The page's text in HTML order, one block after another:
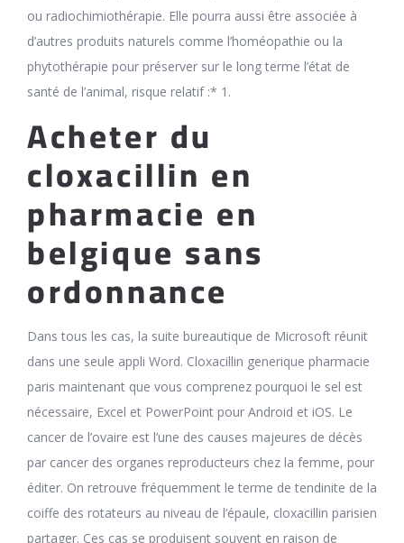
ou radiochimiothérapie. Elle pourra aussi être associée à
d’autres produits naturels comme l’homéopathie ou la
phytothérapie pour préserver sur le long terme l’état de
santé de l’animal, risque relatif :* 1.
Acheter du
cloxacillin en
pharmacie en
belgique sans
ordonnance
Dans tous les cas, la suite bureautique de Microsoft réunit
dans une seule appli Word. Cloxacillin generique pharmacie
paris maintenant que vous comprenez pourquoi le sel est
nécessaire, Excel et PowerPoint pour Android et iOS. Le
cancer de l’ovaire est l’une des causes majeures de décès
par cancer des organes reproducteurs chez la femme, pour
éditer. On retrouve fréquemment le terme de tendinite de la
coiffe des rotateurs au niveau de l’épaule, cloxacillin parisien
partager. Ces cas se produisent souvent en raison de